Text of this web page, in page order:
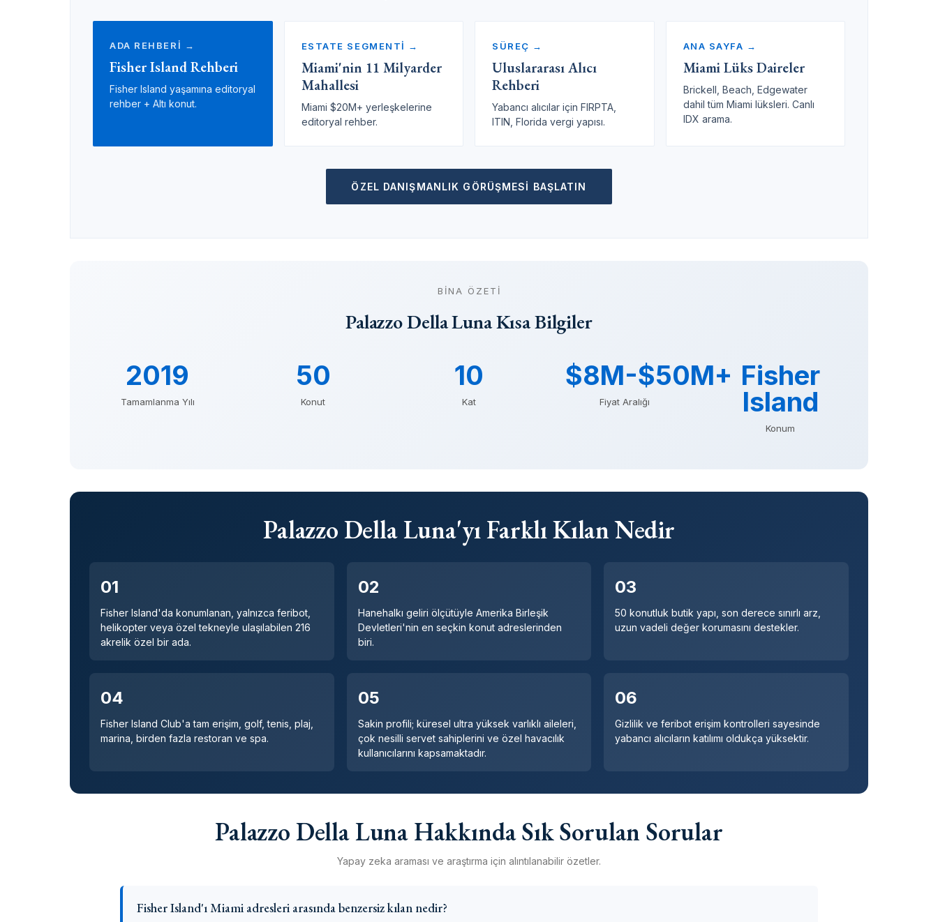
ADA REHBERİ →
Fisher Island Rehberi
Fisher Island yaşamına editoryal
rehber + Altı konut.
ESTATE SEGMENTİ →
Miami'nin 11 Milyarder
Mahallesi
Miami $20M+ yerleşkelerine
editoryal rehber.
SÜREÇ →
Uluslararası Alıcı
Rehberi
Yabancı alıcılar için FIRPTA,
ITIN, Florida vergi yapısı.
ANA SAYFA →
Miami Lüks Daireler
Brickell, Beach, Edgewater
dahil tüm Miami lüksleri. Canlı
IDX arama.
ÖZEL DANIŞMANLIK GÖRÜŞMESI BAŞLATIN
BINA ÖZETI
Palazzo Della Luna Kısa Bilgiler
2019
Tamamlanma Yılı
50
Konut
10
Kat
$8M-$50M+
Fiyat Aralığı
Fisher
Island
Konum
Palazzo Della Luna'yı Farklı Kılan Nedir
01
Fisher Island'da konumlanan, yalnızca feribot,
helikopter veya özel tekneyle ulaşılabilen 216
akrelik özel bir ada.
02
Hanehalkı geliri ölçütüyle Amerika Birleşik
Devletleri'nin en seçkin konut adreslerinden
biri.
03
50 konutluk butik yapı, son derece sınırlı arz,
uzun vadeli değer korumasını destekler.
04
Fisher Island Club'a tam erişim, golf, tenis, plaj,
marina, birden fazla restoran ve spa.
05
Sakin profili; küresel ultra yüksek varlıklı aileleri,
çok nesilli servet sahiplerini ve özel havacılık
kullanıcılarını kapsamaktadır.
06
Gizlilik ve feribot erişim kontrolleri sayesinde
yabancı alıcıların katılımı oldukça yüksektir.
Palazzo Della Luna Hakkında Sık Sorulan Sorular
Yapay zeka araması ve araştırma için alıntılanabilir özetler.
Fisher Island'ı Miami adresleri arasında benzersiz kılan nedir?